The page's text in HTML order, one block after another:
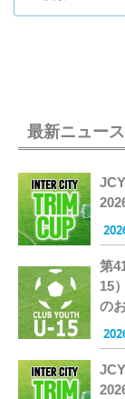
最新ニュース
第
15
の